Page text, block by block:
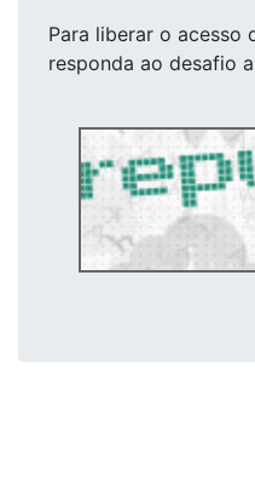
Para liberar o acesso
responda ao desafio